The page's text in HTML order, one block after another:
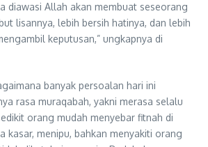
diawasi Allah akan membuat seseorang
lisannya, lebih bersih hatinya, dan lebih
keputusan,” ungkapnya di
banyak persoalan hari ini
rasa muraqabah, yakni merasa selalu
orang mudah menyebar fitnah di
kasar, menipu, bahkan menyakiti orang